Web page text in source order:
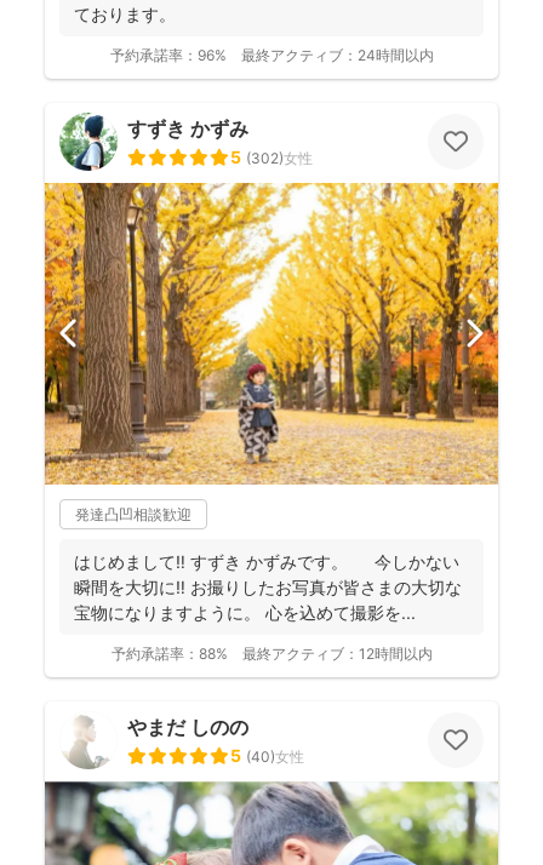
ております。
予約承諾率： 96% 最終アクティブ： 24時間以内
すずき かずみ
5 (302)女性
発達凸凹相談歓迎
はじめまして‼︎ すずき かずみです。 今しかない
瞬間を大切に‼︎ お撮りしたお写真が皆さまの大切な
宝物になりますように。 心を込めて撮影を...
予約承諾率： 88% 最終アクティブ： 12時間以内
やまだ しのの
5 (40)女性